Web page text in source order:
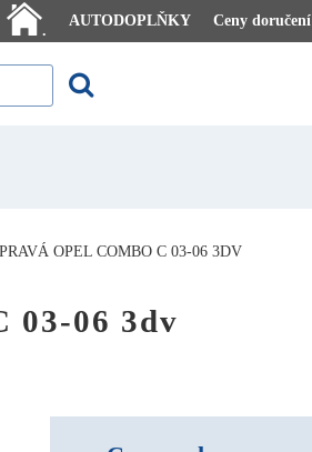
.
AUTODOPLŇKY Ceny doručení
OPEL COMBO C 03-06 3DV
03-06 3dv